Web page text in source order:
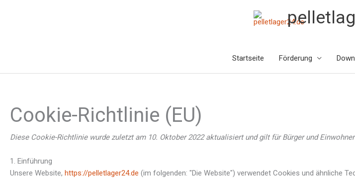
Startseite Förderung
Cookie-Richtlinie (EU)
Diese Cookie-Richtlinie wurde zuletzt am 10. Oktober 2022 aktualisiert und gilt für Bürger und
1. Einführung
Unsere Website, https://pelletlager24.de (im folgenden: "Die Website") verwendet Cookies und ähnliche
Consent
to
service
Consent
to
service
Consent
to
service
Consent
to
service
Funktionale
Cookies
Präferenzen
Statistiken
Marketing